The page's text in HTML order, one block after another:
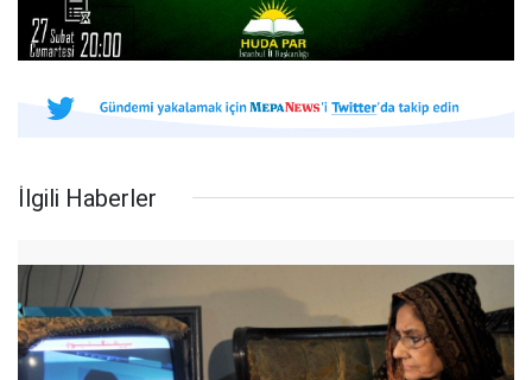
İlgili Haberler